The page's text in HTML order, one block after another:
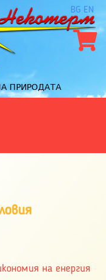
ПРИРОДАТА
BG EN
на енергия